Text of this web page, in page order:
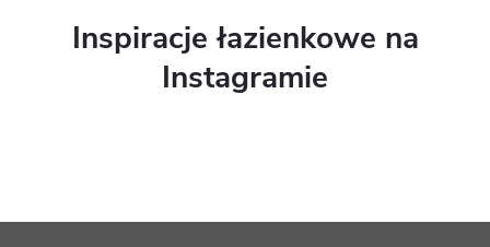
Inspiracje łazienkowe na
Instagramie